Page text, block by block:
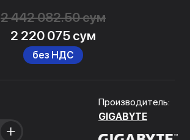
2 442 082.50 сум
2 220 075 сум
без НДС
Производитель:
GIGABYTE